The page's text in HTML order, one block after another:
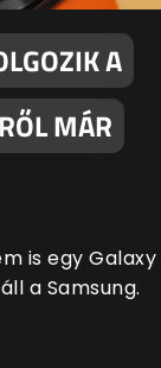
A
MÁR
is egy Galaxy
a Samsung.